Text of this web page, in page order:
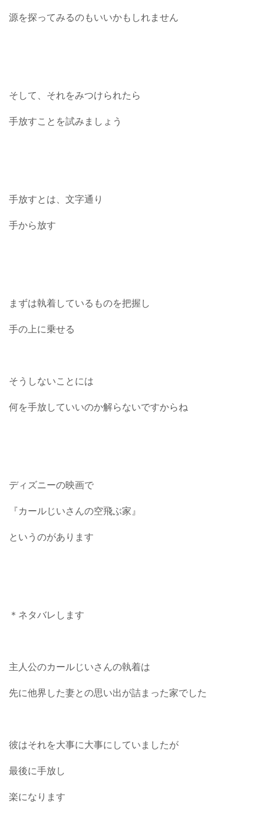
源を探ってみるのもいいかもしれません
そして、それをみつけられたら
手放すことを試みましょう
手放すとは、文字通り
手から放す
まずは執着しているものを把握し
手の上に乗せる
そうしないことには
何を手放していいのか解らないですからね
ディズニーの映画で
『カールじいさんの空飛ぶ家』
というのがあります
＊ネタバレします
主人公のカールじいさんの執着は
先に他界した妻との思い出が詰まった家でした
彼はそれを大事に大事にしていましたが
最後に手放し
楽になります